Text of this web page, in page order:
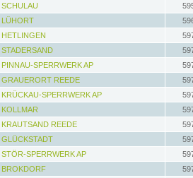
SCHULAU
LÜHORT
HETLINGEN
STADERSAND
PINNAU-SPERRWERK AP
GRAUERORT REEDE
KRÜCKAU-SPERRWERK AP
KOLLMAR
KRAUTSAND REEDE
GLÜCKSTADT
STÖR-SPERRWERK AP
BROKDORF